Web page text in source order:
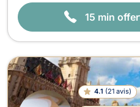
15 min
4.1 (21 avis)